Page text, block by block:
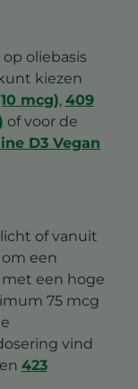
oliebasis
kiezen
mcg), 409
of voor de
D3 Vegan
of vanuit
een
een hoge
75 mcg
vind
en 423